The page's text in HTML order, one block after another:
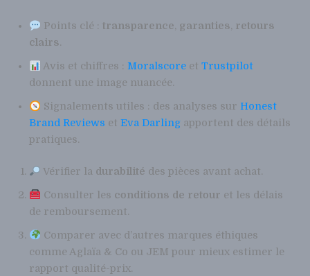
Points clé :transparence, garanties, retours
clairs.
Avis et chiffres : Moralscore etTrustpilot
donnent une image nuancée.
Signalements utiles : des analyses sur Honest
Brand Reviews etEva Darling apportent des détails
pratiques.
Vérifier la durabilité des pièces avant achat.
Consulter les conditions de retour et les délais
de remboursement.
Comparer avec d’autres marques éthiques
comme Aglaïa & Co ou JEM pour mieux estimer le
rapport qualité-prix.